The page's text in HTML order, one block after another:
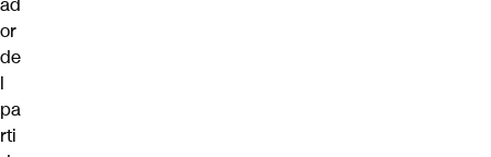
or
de
l
pa
rti